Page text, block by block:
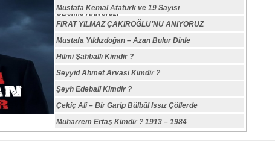
Vefatının 29. Sene-i Devriyesinde Rahmet,Saygı ve
Özlemle Anıyoruz.
Mustafa Kemal Atatürk ve 19 Sayısı
FIRAT YILMAZ ÇAKIROĞLU’NU ANIYORUZ
Mustafa Yıldızdoğan – Azan Bulur Dinle
Hilmi Şahballı Kimdir ?
Seyyid Ahmet Arvasi Kimdir ?
Şeyh Edebali Kimdir ?
Çekiç Ali – Bir Garip Bülbül Issız Çöllerde
Muharrem Ertaş Kimdir ? 1913 – 1984